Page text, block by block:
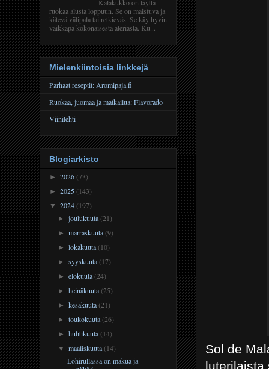
Sol de
luterilaista
Kalakukko on täyttä
ruokaa alusta loppuun. Se on maistuva ja
kätevä välipala tai retkieväs. Se käy hyvin
vaikkapa kokonaisesta ateriasta. Ku...
Mielenkiintoisia linkkejä
Parhaat reseptit: Aromipaja.fi
Ruokaa, juomaa ja matkailua: Flavorado
Viinilehti
Blogiarkisto
► 2026(73)
► 2025(143)
▼ 2024(197)
►joulukuuta(21)
►marraskuuta(9)
►lokakuuta(10)
►syyskuuta(17)
►elokuuta(24)
►heinäkuuta(25)
►kesäkuuta(21)
►toukokuuta(26)
►huhtikuuta(14)
▼maaliskuuta(14)
Lohirullassa on makua ja